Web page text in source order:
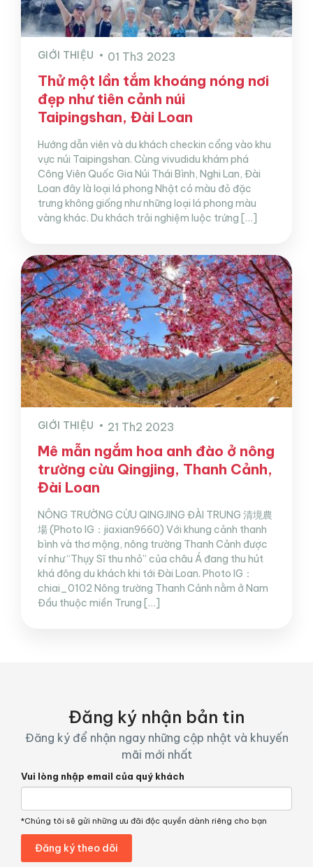
GIỚI THIỆU 01 Th3 2023
Thử một lần tắm khoáng nóng nơi
đẹp như tiên cảnh núi
Taipingshan, Đài Loan
Hướng dẫn viên và du khách checkin cổng vào khu
vực núi Taipingshan. Cùng vivudidu khám phá
Công Viên Quốc Gia Núi Thái Bình, Nghi Lan, Đài
Loan đây là loại lá phong Nhật có màu đỏ đặc
trưng không giống như những loại lá phong màu
vàng khác. Du khách trải nghiệm luộc trứng […]
GIỚI THIỆU 21 Th2 2023
Mê mẫn ngắm hoa anh đào ở nông
trường cừu Qingjing, Thanh Cảnh,
Đài Loan
NÔNG TRƯỜNG CỪU QINGJING ĐÀI TRUNG 清境農
場 (Photo IG：jiaxian9660) Với khung cảnh thanh
bình và thơ mộng, nông trường Thanh Cảnh được
ví như “Thụy Sĩ thu nhỏ” của châu Á đang thu hút
khá đông du khách khi tới Đài Loan. Photo IG：
chiai_0102 Nông trường Thanh Cảnh nằm ở Nam
Đầu thuộc miền Trung […]
Đăng ký nhận bản tin
Đăng ký để nhận ngay những cập nhật và khuyến
mãi mới nhất
Vui lòng nhập email của quý khách
*Chúng tôi sẽ gửi những ưu đãi độc quyền dành riêng cho bạn